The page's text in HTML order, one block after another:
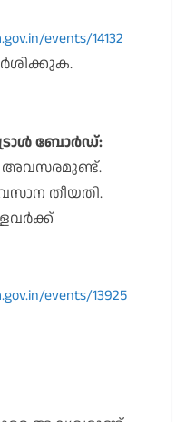
events/14132
ബോർഡ്:
അവസരമുണ്ട്.
തീയതി.
events/13925